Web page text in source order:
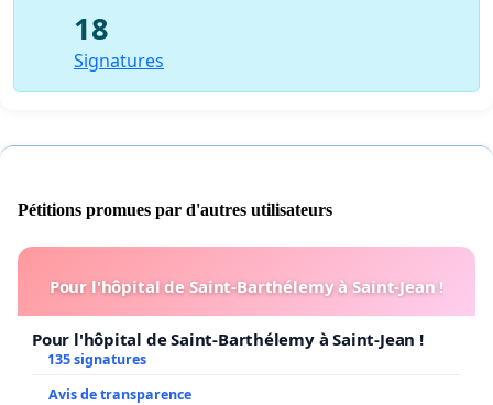
18
Signatures
Pétitions promues par d'autres utilisateurs
Pour l'hôpital de Saint-Barthélemy à Saint-Jean !
Pour l'hôpital de Saint-Barthélemy à Saint-Jean !
135 signatures
Avis de transparence